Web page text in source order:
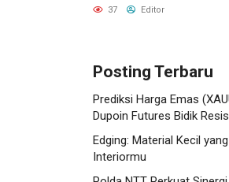
dengan Menginap Lebih
37 Editor
Posting Terbaru
Prediksi Harga Emas
Dupoin Futures Bidik
Edging: Material Kecil
Interiormu